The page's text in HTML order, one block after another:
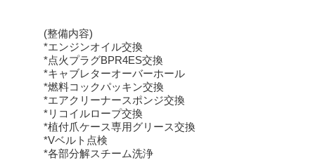
(整備内容)
*エンジンオイル交換
*点火プラグBPR4ES交換
*キャブレターオーバーホール
*燃料コックパッキン交換
*エアクリーナースポンジ交換
*リコイルロープ交換
*植付爪ケース専用グリース交換
*Vベルト点検
*各部分解スチーム洗浄